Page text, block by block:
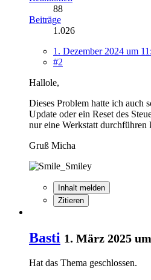
88
Beiträge
1.026
1. Dezember 2024 um
#2
Hallole,
Dieses Problem hatte ich auch
Update oder ein Reset des
nur eine Werkstatt durchführen
Gruß Micha
Inhalt melden
Zitieren
Basti 1. März 2025
Hat das Thema geschlossen.